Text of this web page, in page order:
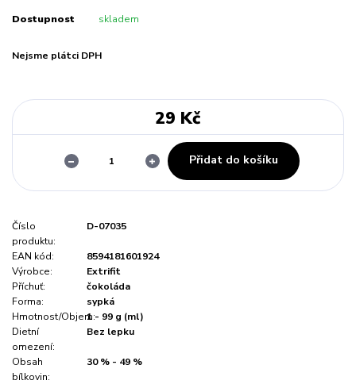
Dostupnost skladem
Nejsme plátci DPH
29 Kč
Přidat do košíku
Číslo
produktu:
D-07035
EAN kód:
8594181601924
Výrobce:
Extrifit
Příchuť:
čokoláda
Forma:
sypká
Hmotnost/Objem:1 - 99 g (ml)
Dietní
omezení:
Bez lepku
Obsah
bílkovin:
30 % - 49 %